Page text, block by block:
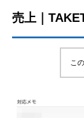
売上｜
こ